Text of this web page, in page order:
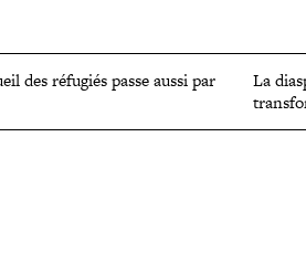
des réfugiés passe aussi par
La